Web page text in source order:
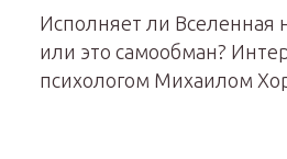
Исполняет ли Вселенная
или это самообман?
психологом Михаилом